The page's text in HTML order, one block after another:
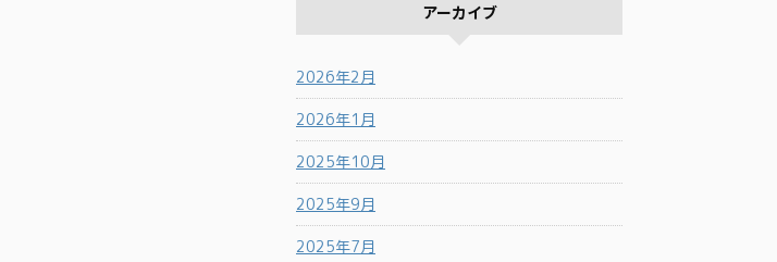
アーカイブ
2026年2月
2026年1月
2025年10月
2025年9月
2025年7月